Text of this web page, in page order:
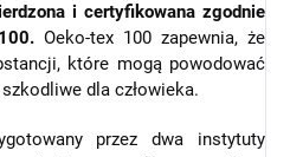
i certyfikowana zgodnie
Oeko-tex 100 zapewnia, że
które mogą powodować
dla człowieka.
przez dwa instytuty